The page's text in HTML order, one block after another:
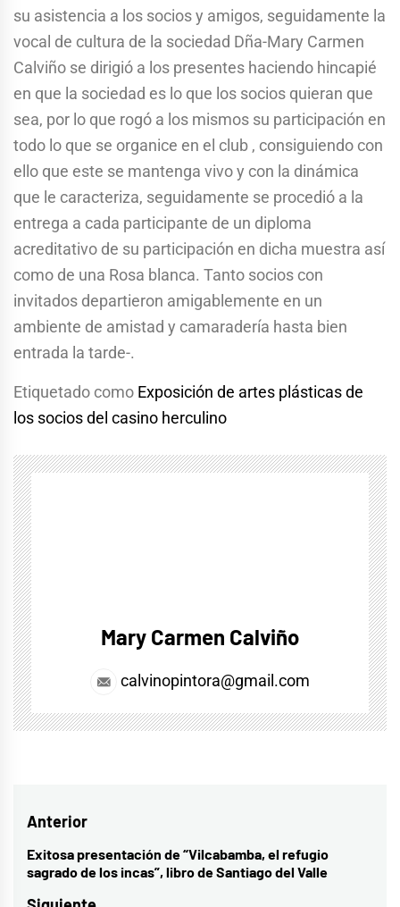
su asistencia a los socios y amigos, seguidamente la
vocal de cultura de la sociedad Dña-Mary Carmen
Calviño se dirigió a los presentes haciendo hincapié
en que la sociedad es lo que los socios quieran que
sea, por lo que rogó a los mismos su participación en
todo lo que se organice en el club , consiguiendo con
ello que este se mantenga vivo y con la dinámica
que le caracteriza, seguidamente se procedió a la
entrega a cada participante de un diploma
acreditativo de su participación en dicha muestra así
como de una Rosa blanca. Tanto socios con
invitados departieron amigablemente en un
ambiente de amistad y camaradería hasta bien
entrada la tarde-.
Etiquetado como Exposición de artes plásticas de
los socios del casino herculino
Mary Carmen Calviño
calvinopintora@gmail.com
Navegación
de
entradas
Anterior
Entrada
anterior:
Exitosa presentación de “Vilcabamba, el refugio
sagrado de los incas”, libro de Santiago del Valle